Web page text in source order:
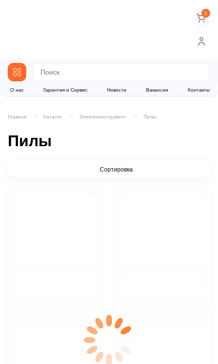
0
О нас Гарантия и Сервис Новости Вакансии Контакты
Главная Каталог Электроинструмент Пилы
Пилы
Сортировка